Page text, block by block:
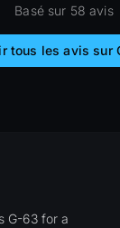
Basé sur 58 avis
tous les avis sur
G-63 for a